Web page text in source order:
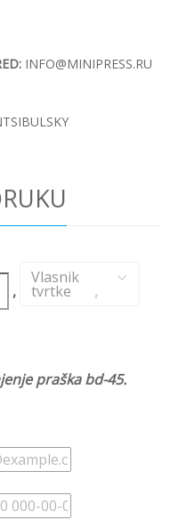
INFO@MINIPRESS.RU
,
Vlasnik
tvrtke ,
praška bd-45.